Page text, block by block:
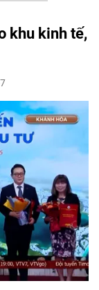
khu kinh tế,